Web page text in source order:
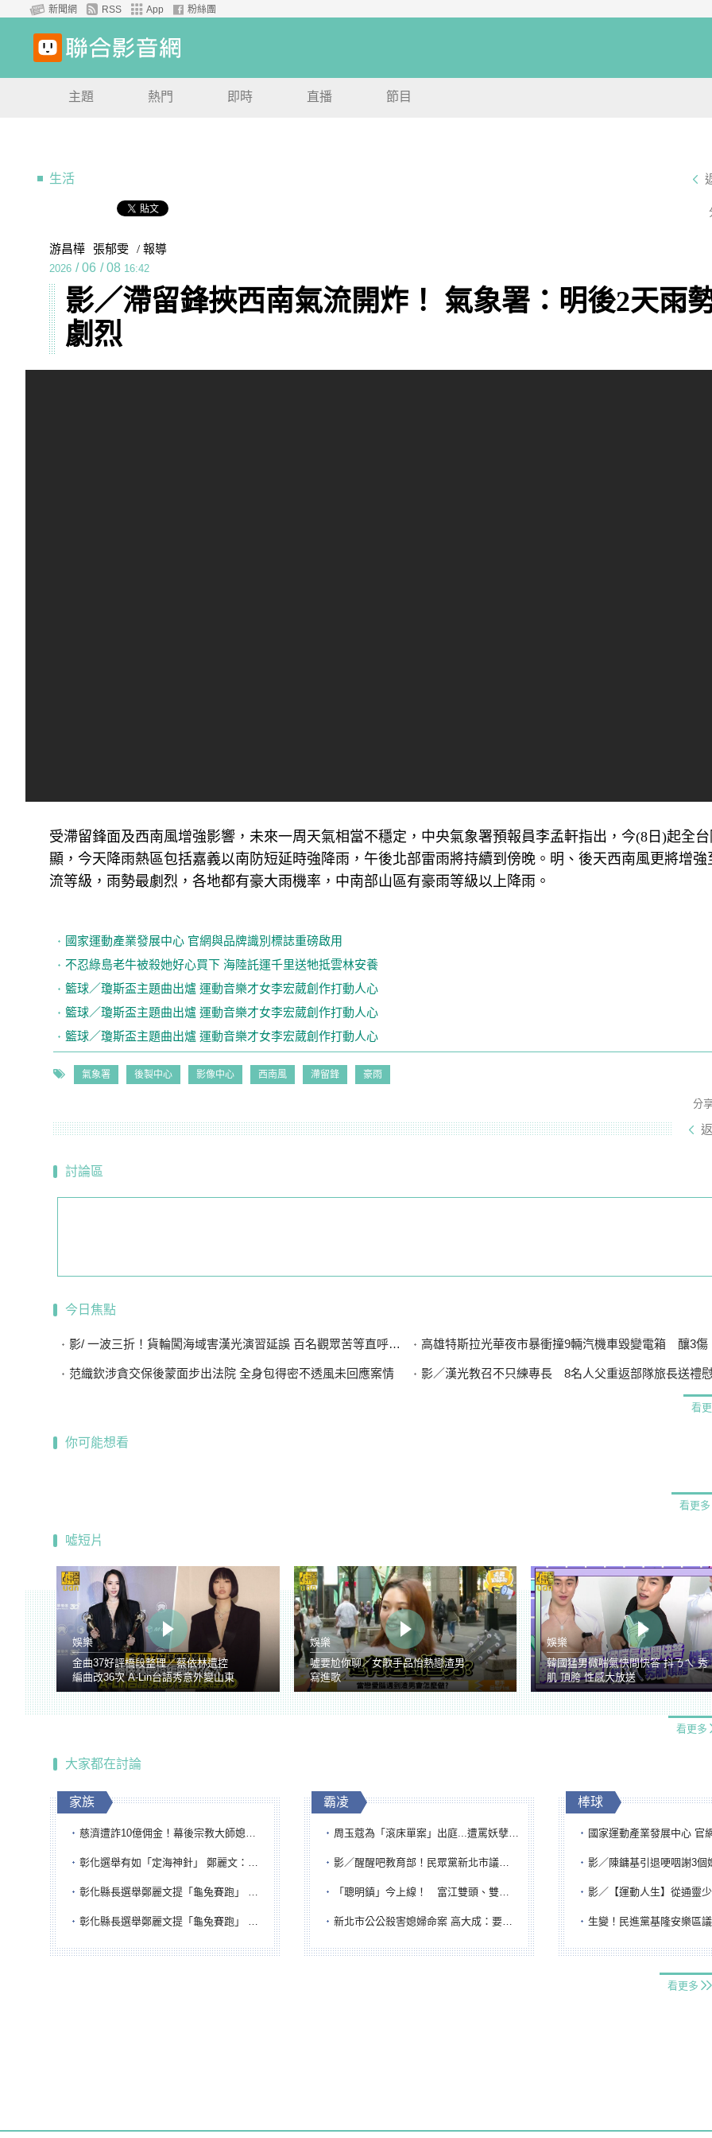
新聞網 RSS App 粉絲團
主題 熱門 即時 直播 節目
生活
游昌樺 張郁雯 / 報導
2026 / 06 / 08 16:42
影／滯留鋒挾西南氣流開炸！ 氣象署：明後2天雨
劇烈
受滯留鋒面及西南風增強影響，未來一周天氣相當不穩定，中央氣象署預報員李孟軒指出，今(8日)起全台
顯，今天降雨熱區包括嘉義以南防短延時強降雨，午後北部雷雨將持續到傍晚。明、後天西南風更將增強
流等級，雨勢最劇烈，各地都有豪大雨機率，中南部山區有豪雨等級以上降雨。
國家運動產業發展中心 官網與品牌識別標誌重磅啟用
不忍綠島老牛被殺她好心買下 海陸託運千里送牠抵雲林安養
籃球／瓊斯盃主題曲出爐 運動音樂才女李宏葳創作打動人心
籃球／瓊斯盃主題曲出爐 運動音樂才女李宏葳創作打動人心
籃球／瓊斯盃主題曲出爐 運動音樂才女李宏葳創作打動人心
氣象署 後製中心 影像中心 西南風 滯留鋒 豪雨
分
討論區
今日焦點
影/ 一波三折！貨輪闖海域害漢光演習延誤 百名觀眾苦等直呼可惜 高雄特斯拉光華夜市暴衝撞9輛汽機車毀變電箱 釀3傷、600
范織欽涉貪交保後蒙面步出法院 全身包得密不透風未回應案情 影／漢光教召不只練專長 8名人父重返部隊旅長送禮
看
你可能想看
看更多
噓短片
娛樂
金曲37好評橋段整理／蔡依林遭控
編曲改36次 A-Lin台語秀意外變山東
腔
娛樂
噓要尬你聊／女歌手品怡熱戀渣男
寫進歌
娛樂
韓國猛男微喘氣快問快答 抖ㄋㄟ 秀
肌 頂胯 性感大放送
看更多
大家都在討論
家族
慈濟遭詐10億佣金！幕後宗教大師媳婦獲100萬交保...快步奔離不發一語
彰化選舉有如「定海神針」 鄭麗文：傾全黨之力讓彰化贏
彰化縣長選舉鄭麗文提「龜兔賽跑」 綠營、無黨籍忙否認是烏龜
彰化縣長選舉鄭麗文提「龜兔賽跑」 綠營、無黨籍忙否認是烏龜
霸凌
周玉蔻為「滾床單案」出庭...遭罵妖孽下地獄 張淑娟批：舌頭殺人有罪
影／醒醒吧教育部！民眾黨新北市議員參選人提出校園反毒防線升級政見
「聰明鎮」今上線！ 富江雙頭、雙一、人頭氣球全登場
新北市公公殺害媳婦命案 高大成：要害殺多刀顯示怨恨深
棒球
國家運動產業發展中心 官網與品牌識
影／陳鏞基引退哽咽謝3個媽媽 最大
影／【運動人生】從通靈少女到無任所大使 劉柏君
生變！民進黨基隆安樂區議員提名人黃永翔突
看更多